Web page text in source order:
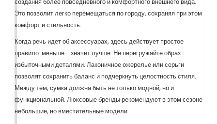
Это позволит легко перемещаться по городу, сохраняя при этом
комфорт и стильность.
Когда речь идет об аксессуарах, здесь действует простое
правило: меньше - значит лучше. Не перегружайте образ
избыточными деталями. Лаконичное ожерелье или серьги
позволят сохранить баланс и подчеркнуть целостность стиля.
Между тем, сумка должна быть не только модной, но и
функциональной. Люксовые бренды рекомендуют в этом сезоне
небольшие, но вместительные модели.